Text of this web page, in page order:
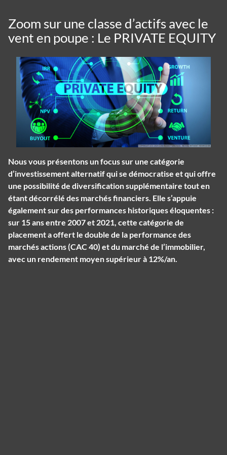
Zoom sur une classe d’actifs avec le
vent en poupe : Le PRIVATE EQUITY
Nous vous présentons un focus sur une catégorie
d’investissement alternatif qui se démocratise et qui offre
une possibilité de diversification supplémentaire tout en
étant décorrélé des marchés financiers. Elle s’appuie
également sur des performances historiques éloquentes :
sur 15 ans entre 2007 et 2021, cette catégorie de
placement a offert le double de la performance des
marchés actions (CAC 40) et du marché de l’immobilier,
avec un rendement moyen supérieur à 12%/an.